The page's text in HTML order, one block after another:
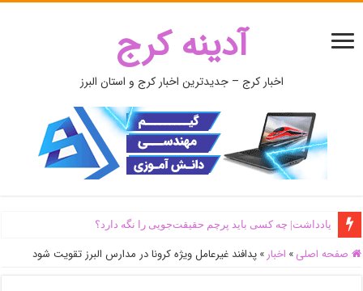
آدینه کرج
اخبار کرج – جدیدترین اخبار کرج و استان البرز
یادداشت| ‌چه کسی باید پرچم حقیقت‌جویی را نگه دارد؟
صفحه اصلی » اخبار » پدافند غیرعامل ویژه کرونا در مدارس البرز تقویت شود